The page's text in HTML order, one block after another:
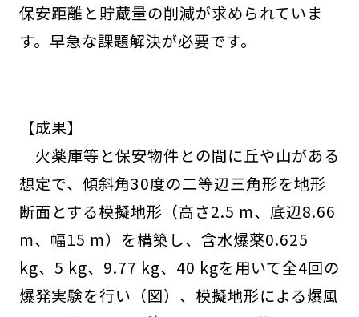
保安距離と貯蔵量の削減が求められていま
す。早急な課題解決が必要です。
【成果】
火薬庫等と保安物件との間に丘や山がある
想定で、傾斜角30度の二等辺三角形を地形
断面とする模擬地形（高さ2.5 m、底辺8.66
m、幅15 m）を構築し、含水爆薬0.625
kg、5 kg、9.77 kg、40 kgを用いて全4回の
爆発実験を行い（図）、模擬地形による爆風